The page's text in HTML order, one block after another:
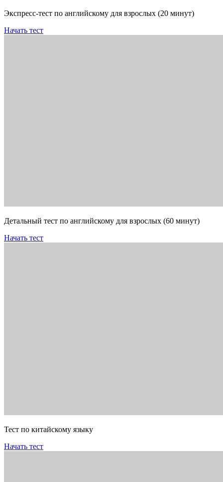
Экспресс-тест по английскому для взрослых (20 минут)
Начать тест
Детальный тест по английскому для взрослых (60 минут)
Начать тест
Тест по китайскому языку
Начать тест